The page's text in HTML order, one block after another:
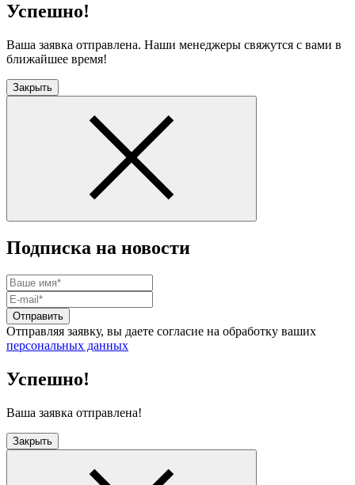
Успешно!
Ваша заявка отправлена. Наши менеджеры свяжутся с вами в
ближайшее время!
Закрыть
Подписка на новости
Отправить
Отправляя заявку, вы даете согласие на обработку ваших
персональных данных
Успешно!
Ваша заявка отправлена!
Закрыть